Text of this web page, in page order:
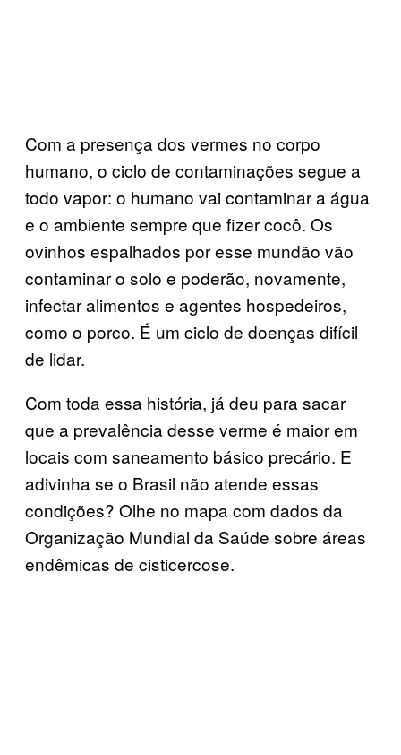
Com a presença dos vermes no corpo
humano, o ciclo de contaminações segue a
todo vapor: o humano vai contaminar a água
e o ambiente sempre que fizer cocô. Os
ovinhos espalhados por esse mundão vão
contaminar o solo e poderão, novamente,
infectar alimentos e agentes hospedeiros,
como o porco. É um ciclo de doenças difícil
de lidar.
Com toda essa história, já deu para sacar
que a prevalência desse verme é maior em
locais com saneamento básico precário. E
adivinha se o Brasil não atende essas
condições? Olhe no mapa com dados da
Organização Mundial da Saúde sobre áreas
endêmicas de cisticercose.